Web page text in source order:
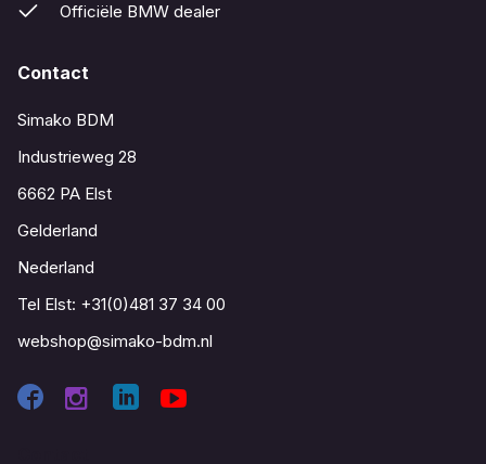
Officiële BMW dealer
Contact
Simako BDM
Industrieweg 28
6662 PA Elst
Gelderland
Nederland
Tel Elst: +31(0)481 37 34 00
webshop@simako-bdm.nl